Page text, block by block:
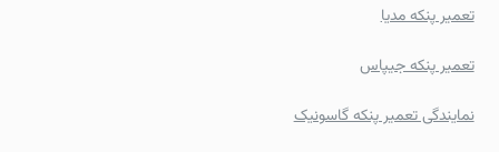
تعمیر پنکه مدیا
تعمیر پنکه جیپاس
نمایندگی تعمیر پنکه گاسونیک